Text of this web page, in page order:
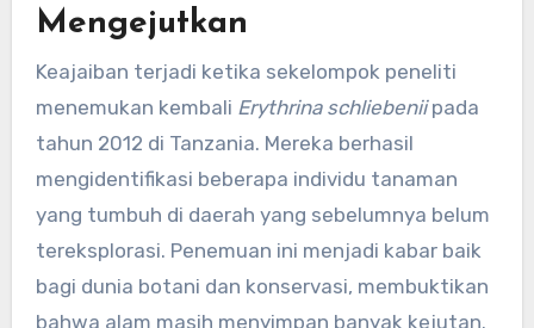
Mengejutkan
Keajaiban terjadi ketika sekelompok peneliti
menemukan kembali Erythrina schliebeniipada
tahun 2012 di Tanzania. Mereka berhasil
mengidentifikasi beberapa individu tanaman
yang tumbuh di daerah yang sebelumnya belum
tereksplorasi. Penemuan ini menjadi kabar baik
bagi dunia botani dan konservasi, membuktikan
bahwa alam masih menyimpan banyak kejutan.